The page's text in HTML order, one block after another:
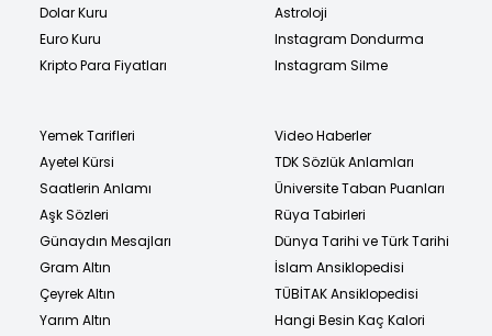
Dolar Kuru
Euro Kuru
Kripto Para Fiyatları
Astroloji
Instagram Dondurma
Instagram Silme
Yemek Tarifleri
Ayetel Kürsi
Saatlerin Anlamı
Aşk Sözleri
Günaydın Mesajları
Gram Altın
Çeyrek Altın
Yarım Altın
Video Haberler
TDK Sözlük Anlamları
Üniversite Taban Puanları
Rüya Tabirleri
Dünya Tarihi ve Türk Tarihi
İslam Ansiklopedisi
TÜBİTAK Ansiklopedisi
Hangi Besin Kaç Kalori